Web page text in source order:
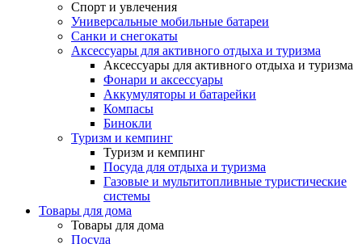
Спорт и увлечения
Универсальные мобильные батареи
Санки и снегокаты
Аксессуары для активного отдыха и туризма
Аксессуары для активного отдыха и туризма
Фонари и аксессуары
Аккумуляторы и батарейки
Компасы
Бинокли
Туризм и кемпинг
Туризм и кемпинг
Посуда для отдыха и туризма
Газовые и мультитопливные туристические
системы
Товары для дома
Товары для дома
Посуда